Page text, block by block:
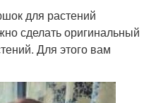
для растений
сделать оригинальный
Для этого вам